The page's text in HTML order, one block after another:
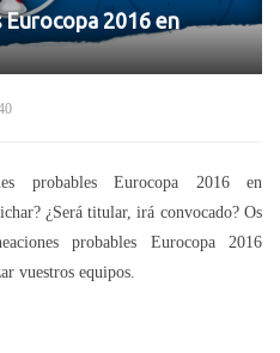
2016 en
probables Eurocopa 2016 en
¿Será titular, irá convocado? Os
probables Eurocopa 2016
vuestros equipos.